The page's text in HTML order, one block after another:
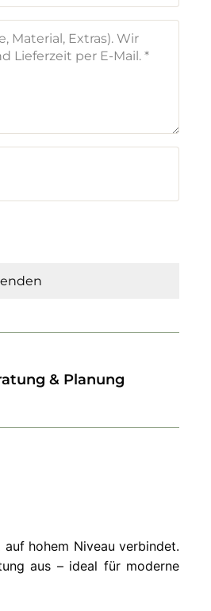
& Planung
hohem Niveau verbindet.
aus – ideal für moderne